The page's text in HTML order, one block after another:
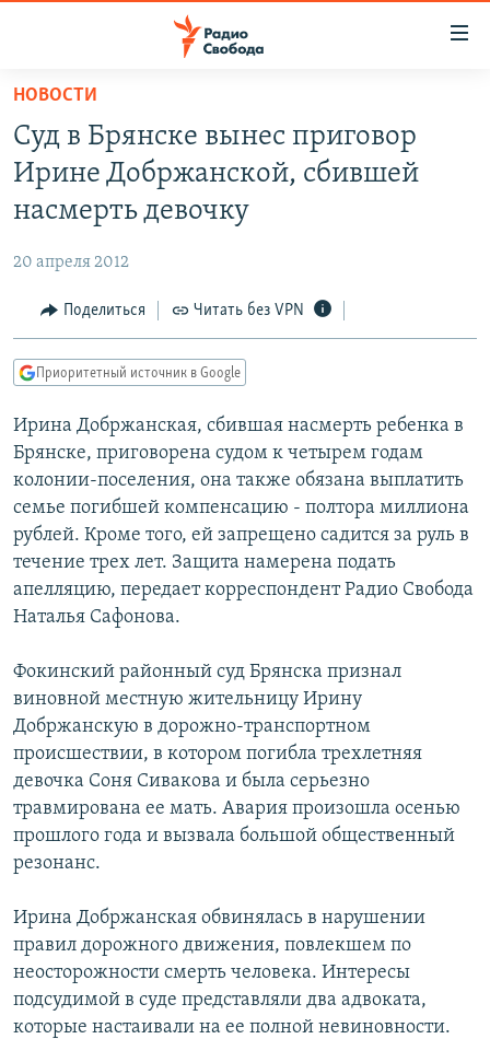
упрощенного
доступа
Вернуться
основному
Вернутся
Вернутся
поиску
ПОДКАСТЫ
АВТОРСКИЕ ПРОЕКТЫ
МНЕНИЯ
КУЛЬТУРА
КАВКАЗ.РЕАЛИИ
СЕВЕР.РЕАЛИИ
СИБИРЬ.РЕАЛИИ
РАСПИСАНИЕ ВЕЩАНИЯ
ПОДПИШИТЕСЬ НА РАССЫЛКУ
СОЦИАЛЬНЫЕ СЕТИ
Все сайты РСЕ/РС
НОВОСТИ
Суд в Брянске вынес приговор
Ирине Добржанской, сбившей
насмерть девочку
20 апреля 2012
Поделиться Читать без VPN
Приоритетный источник в Google
Ирина Добржанская, сбившая насмерть ребенка в
Брянске, приговорена судом к четырем годам
колонии-поселения, она также обязана выплатить
семье погибшей компенсацию - полтора миллиона
рублей. Кроме того, ей запрещено садится за руль в
течение трех лет. Защита намерена подать
апелляцию, передает корреспондент Радио Свобода
Наталья Сафонова.
Фокинский районный суд Брянска признал
виновной местную жительницу Ирину
Добржанскую в дорожно-транспортном
происшествии, в котором погибла трехлетняя
девочка Соня Сивакова и была серьезно
травмирована ее мать. Авария произошла осенью
прошлого года и вызвала большой общественный
резонанс.
Ирина Добржанская обвинялась в нарушении
правил дорожного движения, повлекшем по
неосторожности смерть человека. Интересы
подсудимой в суде представляли два адвоката,
которые настаивали на ее полной невиновности.